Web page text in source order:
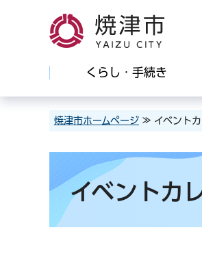
焼津市
くらし・手続き
焼津市ホームページ ≫ イベントカ
イベントカ